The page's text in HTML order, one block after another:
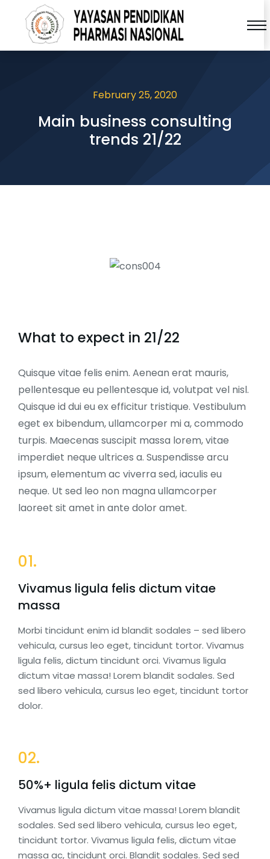
February 25, 2020
Main business consulting
trends 21/22
What to expect in 21/22
Quisque vitae felis enim. Aenean erat mauris,
pellentesque eu pellentesque id, volutpat vel nisl.
Quisque id dui eu ex efficitur tristique. Vestibulum
eget ex bibendum, ullamcorper mi a, commodo
turpis. Maecenas suscipit massa lorem, vitae
imperdiet neque ultrices a. Suspendisse arcu
ipsum, elementum ac viverra sed, iaculis eu
neque. Ut sed leo non magna ullamcorper
laoreet sit amet in ante dolor amet.
01.
Vivamus ligula felis dictum vitae
massa
Morbi tincidunt enim id blandit sodales – sed libero
vehicula, cursus leo eget, tincidunt tortor. Vivamus
ligula felis, dictum tincidunt orci. Vivamus ligula
dictum vitae massa! Lorem blandit sodales. Sed
sed libero vehicula, cursus leo eget, tincidunt tortor
dolor.
02.
50%+ ligula felis dictum vitae
Vivamus ligula dictum vitae massa! Lorem blandit
sodales. Sed sed libero vehicula, cursus leo eget,
tincidunt tortor. Vivamus ligula felis, dictum vitae
massa ac, tincidunt orci. Blandit sodales. Sed sed